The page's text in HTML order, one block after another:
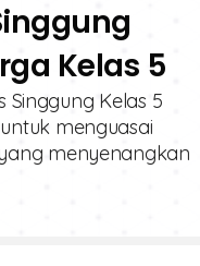
Kelas 5
Singgung Kelas 5
menguasai
menyenangkan